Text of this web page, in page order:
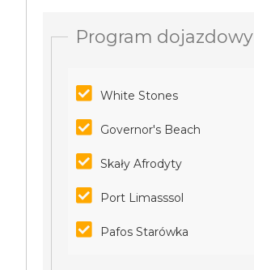
Program dojazdowy
White Stones
Governor's Beach
Skały Afrodyty
Port Limasssol
Pafos Starówka